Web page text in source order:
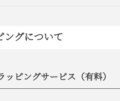
ングについて
ッピングサービス（有料）